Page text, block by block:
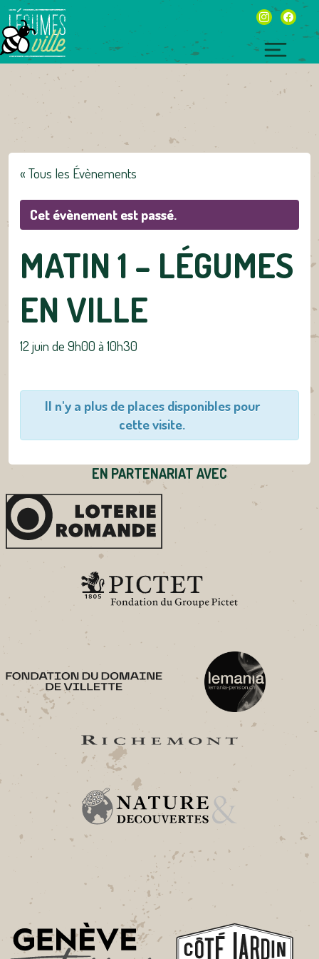
Skip
to
content
instagram
« Tous les Évènements
Cet évènement est passé.
MATIN 1 – LÉGUMES
EN VILLE
12 juin de 9h00 à 10h30
Il n'y a plus de places disponibles pour
cette visite.
EN PARTENARIAT AVEC